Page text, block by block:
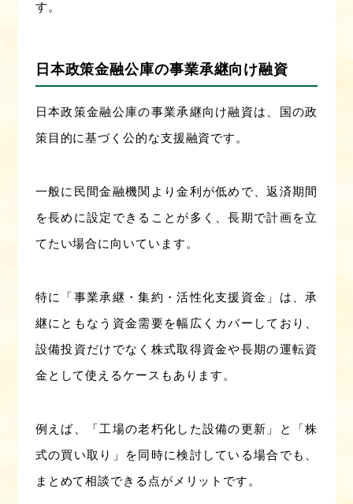
す。
日本政策金融公庫の事業承継向け融資
日本政策金融公庫の事業承継向け融資は、国の政
策目的に基づく公的な支援融資です。
一般に民間金融機関より金利が低めで、返済期間
を長めに設定できることが多く、長期で計画を立
てたい場合に向いています。
特に「事業承継・集約・活性化支援資金」は、承
継にともなう資金需要を幅広くカバーしており、
設備投資だけでなく株式取得資金や長期の運転資
金として使えるケースもあります。
例えば、「工場の老朽化した設備の更新」と「株
式の買い取り」を同時に検討している場合でも、
まとめて相談できる点がメリットです。